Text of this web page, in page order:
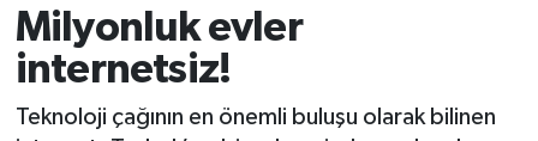
Milyonluk evler
internetsiz!
Teknoloji çağının en önemli buluşu olarak bilinen
İzmir Namaz Vakitleri